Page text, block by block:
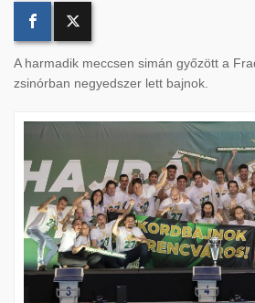
A harmadik meccsen simán győzött a
zsinórban negyedszer lett bajnok.